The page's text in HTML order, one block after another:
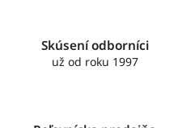
Skúsení odborníci
už od roku 1997